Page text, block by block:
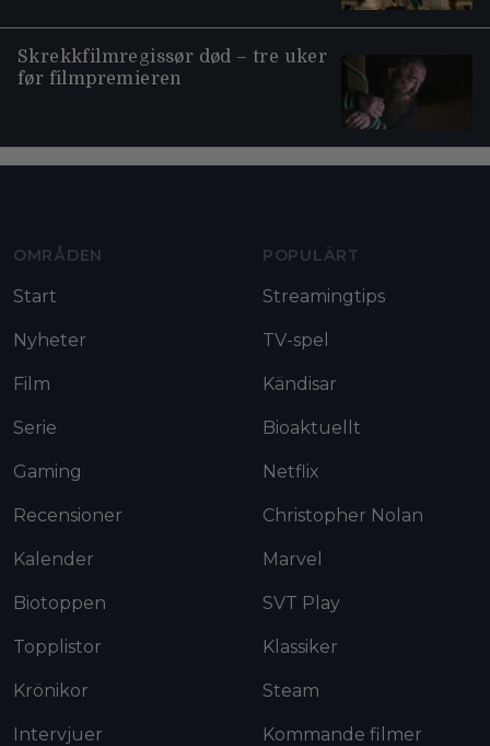
Skrekkfilmregissør død – tre uker
før filmpremieren
OMRÅDEN
Start
Nyheter
Film
Serie
Gaming
Recensioner
Kalender
Biotoppen
Topplistor
Krönikor
Intervjuer
POPULÄRT
Streamingtips
TV-spel
Kändisar
Bioaktuellt
Netflix
Christopher Nolan
Marvel
SVT Play
Klassiker
Steam
Kommande filmer